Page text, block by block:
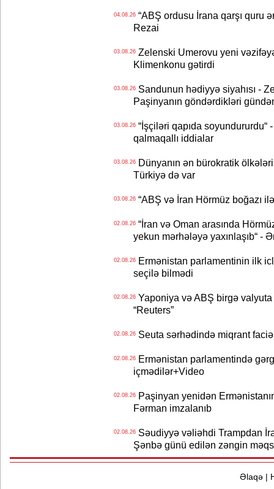
04.08.26“ABŞ ordusu İrana qarşı quru
Rezai
03.08.26Zelenski Umerovu yeni
Klimenkonu gətirdi
03.08.26Sandunun hədiyyə siyahısı -
Paşinyanın göndərdikləri
03.08.26“İşçiləri qapıda soyundururdu“
qalmaqallı iddialar
03.08.26Dünyanın ən bürokratik ölkələri
Türkiyə də var
03.08.26“ABŞ və İran Hörmüz boğazı ilə
02.08.26“İran və Oman arasında
yekun mərhələyə yaxınlaşıb“ -
02.08.26Ermənistan parlamentinin ilk
seçilə bilmədi
02.08.26Yaponiya və ABŞ birgə valyuta
“Reuters”
02.08.26Seuta sərhədində miqrant
02.08.26Ermənistan parlamentində
içmədilər+Video
02.08.26Paşinyan yenidən
Fərman imzalanıb
02.08.26Səudiyyə vəliəhdi Trampdan
Şənbə günü edilən zəngin
Əlaqə|